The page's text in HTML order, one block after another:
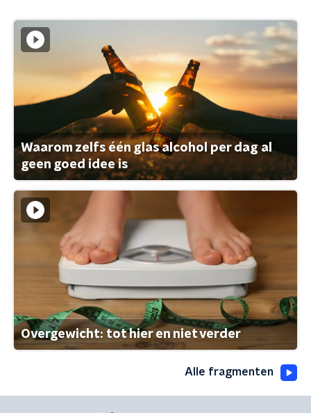
Waarom zelfs één glas alcohol per dag al
geen goed idee is
Overgewicht: tot hier en niet verder
Alle fragmenten